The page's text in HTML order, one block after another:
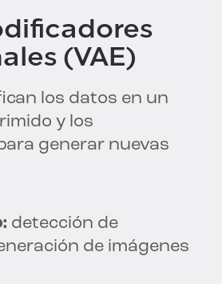
(VAE)
los datos en un
y los
generar nuevas
detección de
de imágenes